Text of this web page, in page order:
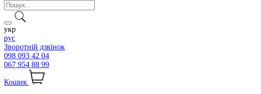
укр
рус
Зворотній дзвінок
098 093 42 04
067 954 88 99
Кошик